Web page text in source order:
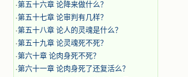
·第五十六章 论降来做什么？
·第五十七章 论审判有几样？
·第五十八章 论人的灵魂是什么？
·第五十九章 论灵魂死不死？
·第六十章 论肉身死不死？
·第六十一章 论肉身死了还复活么？